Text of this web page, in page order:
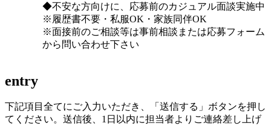
◆不安な方向けに、応募前のカジュアル面談実施中
※履歴書不要・私服OK・家族同伴OK
※面接前のご相談等は事前相談または応募フォーム
から問い合わせ下さい
entry
下記項目全てにご入力いただき、「送信する」ボタンを押し
てください。送信後、1日以内に担当者よりご連絡差し上げ